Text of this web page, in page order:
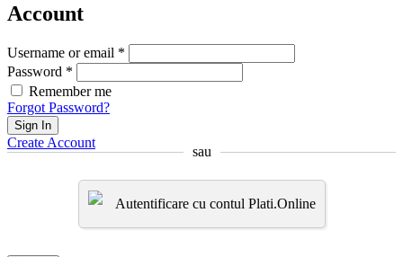
Account
Username or email *
Password *
Remember me
Forgot Password?
Sign In
Create Account
sau
Autentificare cu contul Plati.Online